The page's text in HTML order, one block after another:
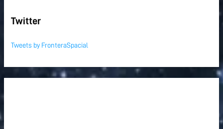
Twitter
Tweets by FronteraSpacial